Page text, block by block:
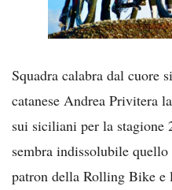
Squadra calabra dal cuore
catanese Andrea Privitera la
sui siciliani per la stagione
sembra indissolubile quello
patron della Rolling Bike